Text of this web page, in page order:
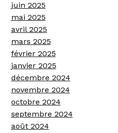
juin 2025
mai 2025
avril 2025
mars 2025
février 2025
janvier 2025
décembre 2024
novembre 2024
octobre 2024
septembre 2024
août 2024